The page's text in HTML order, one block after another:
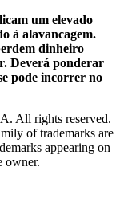
um elevado
à alavancagem.
dinheiro
Deverá ponderar
pode incorrer no
All rights reserved.
of trademarks are
appearing on
owner.